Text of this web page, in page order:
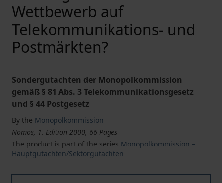
Wettbewerb auf
Telekommunikations- und
Postmärkten?
Sondergutachten der Monopolkommission
gemäß § 81 Abs. 3 Telekommunikationsgesetz
und § 44 Postgesetz
By the Monopolkommission
Nomos, 1. Edition 2000, 66 Pages
The product is part of the series Monopolkommission –
Hauptgutachten/Sektorgutachten